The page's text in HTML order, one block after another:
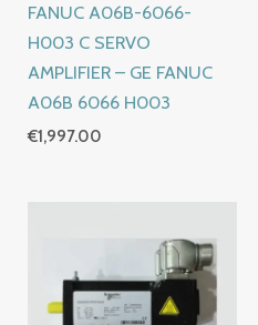
FANUC A06B-6066-
H003 C SERVO
AMPLIFIER – GE FANUC
A06B 6066 H003
€1,997.00